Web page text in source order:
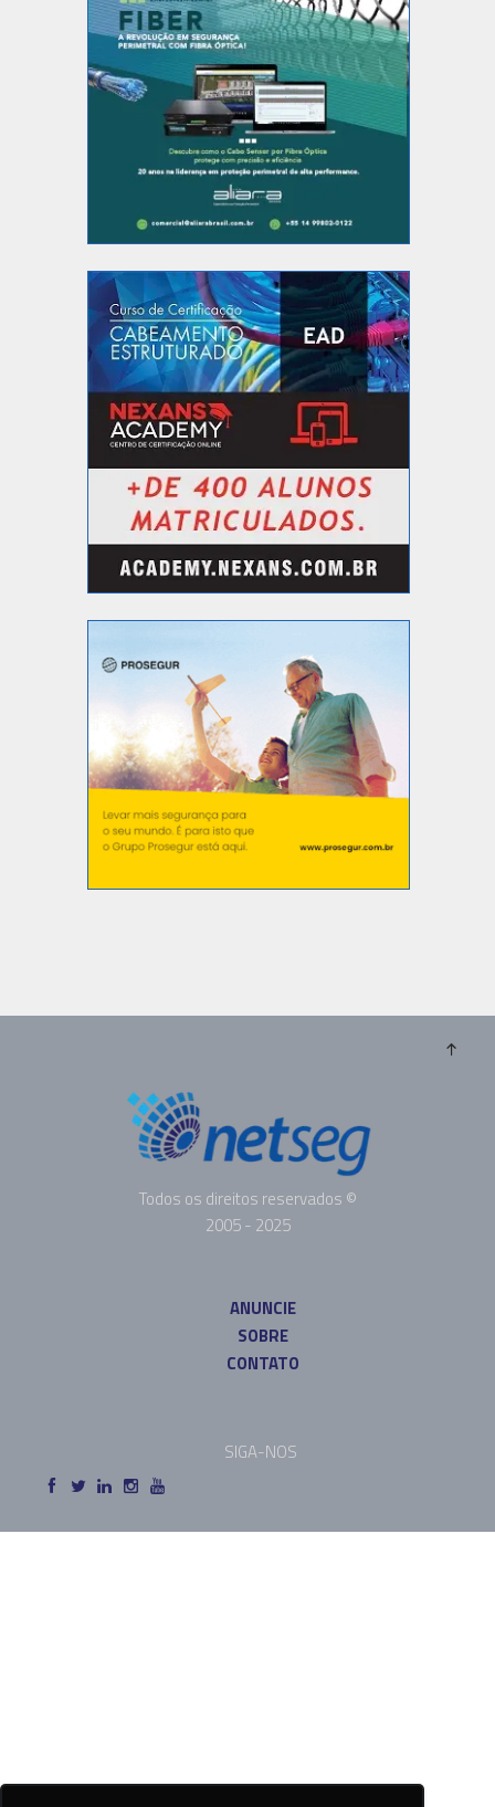
Todos os direitos reservados ©
2005 - 2025
ANUNCIE
SOBRE
CONTATO
SIGA-NOS